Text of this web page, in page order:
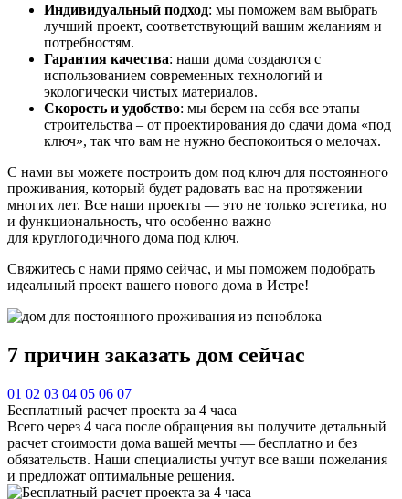
Индивидуальный подход: мы поможем вам выбрать
лучший проект, соответствующий вашим желаниям и
потребностям.
Гарантия качества: наши дома создаются с
использованием современных технологий и
экологически чистых материалов.
Скорость и удобство: мы берем на себя все этапы
строительства – от проектирования до сдачи дома «под
ключ», так что вам не нужно беспокоиться о мелочах.
С нами вы можете построить дом под ключ для постоянного
проживания, который будет радовать вас на протяжении
многих лет. Все наши проекты — это не только эстетика, но
и функциональность, что особенно важно
для круглогодичного дома под ключ.
Свяжитесь с нами прямо сейчас, и мы поможем подобрать
идеальный проект вашего нового дома в Истре!
7 причин заказать дом сейчас
01 02 03 04 05 06 07
Бесплатный расчет проекта за 4 часа
Всего через 4 часа после обращения вы получите детальный
расчет стоимости дома вашей мечты — бесплатно и без
обязательств. Наши специалисты учтут все ваши пожелания
и предложат оптимальные решения.